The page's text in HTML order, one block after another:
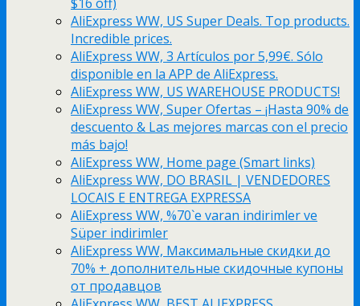
AliExpress WW, US Super Deals. Top products.
Incredible prices.
AliExpress WW, 3 Artículos por 5,99€. Sólo
disponible en la APP de AliExpress.
AliExpress WW, US WAREHOUSE PRODUCTS!
AliExpress WW, Super Ofertas – ¡Hasta 90% de
descuento & Las mejores marcas con el precio
más bajo!
AliExpress WW, Home page (Smart links)
AliExpress WW, DO BRASIL | VENDEDORES
LOCAIS E ENTREGA EXPRESSA
AliExpress WW, %70`e varan indirimler ve
Süper indirimler
AliExpress WW, Максимальные скидки до
70% + дополнительные скидочные купоны
от продавцов